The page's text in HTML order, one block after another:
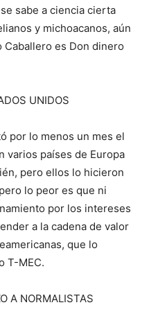
sabe a ciencia cierta
y michoacanos, aún
Caballero es Don dinero
UNIDOS
por lo menos un mes el
varios países de Europa
pero ellos lo hicieron
lo peor es que ni
por los intereses
a la cadena de valor
que lo
T-MEC.
A NORMALISTAS